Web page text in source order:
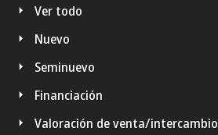
Ver todo
Nuevo
Seminuevo
Financiación
Valoración de venta/intercambio